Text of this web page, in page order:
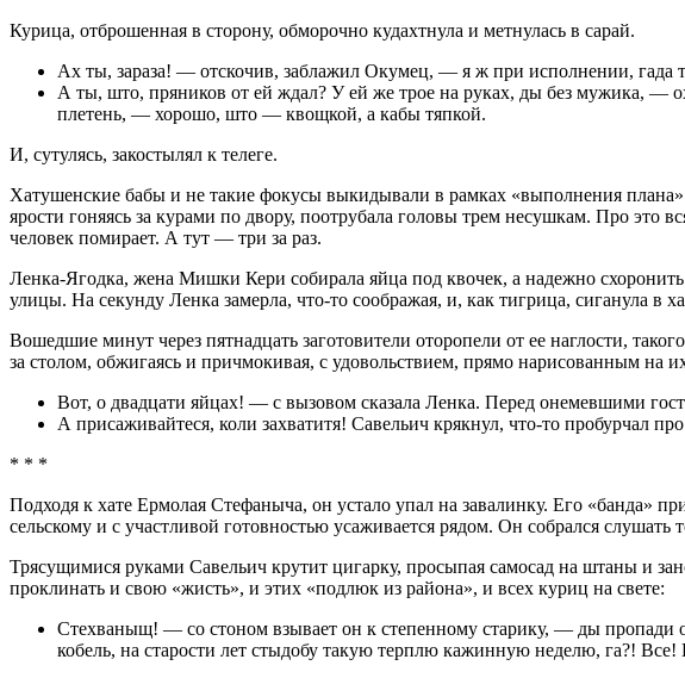
Курица, отброшенная в сторону, обморочно кудахтнула и метнулась в сарай.
Ах ты, зараза! — отскочив, заблажил Окумец, — я ж при исполнении, гада
А ты, што, пряников от ей ждал? У ей же трое на руках, ды без мужика, —
плетень, — хорошо, што — квощкой, а кабы тяпкой.
И, сутулясь, закостылял к телеге.
Хатушенские бабы и не такие фокусы выкидывали в рамках «выполнения
ярости гоняясь за курами по двору, поотрубала головы трем несушкам. Про это
человек помирает. А тут — три за раз.
Ленка-Ягодка, жена Мишки Кери собирала яйца под квочек, а надежно
улицы. На секунду Ленка замерла, что-то соображая, и, как тигрица, сиганула
Вошедшие минут через пятнадцать заготовители оторопели от ее наглости,
за столом, обжигаясь и причмокивая, с удовольствием, прямо нарисо­ванным
Вот, о двадцати яйцах! — с вызовом сказала Ленка. Перед онемевшими
А присаживайтеся, коли захватитя! Савельич крякнул, что-то пробурчал
* * *
Подходя к хате Ермолая Стефаныча, он устало упал на зава­линку. Его «банда»
сельскому и с участливой готовностью усаживается рядом. Он собрался слушать
Трясущимися руками Савельич крутит цигарку, просыпая самосад на штаны и
проклинать и свою «жисть», и этих «подлюк из района», и всех куриц на свете:
Стехваныщ! — со стоном взывает он к степенному ста­рику, — ды пропади
кобель, на старости лет стыдобу такую терплю кажинную неделю, га?!